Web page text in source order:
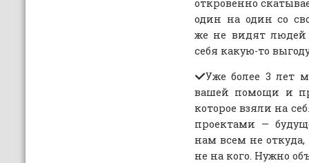
откровенно
один на один со
же не видят людей
себя какую-то
Уже более 3 лет
вашей помощи и
которое взяли на
проектами —
нам всем не
не на кого. Нужно